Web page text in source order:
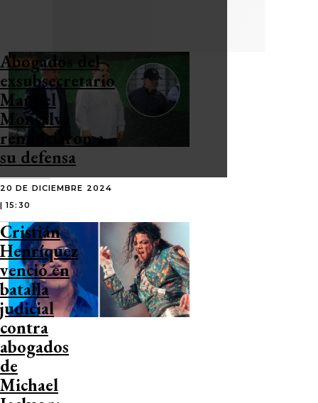
Abogados del
exsubsecretario
Manuel
Monsalve
renunciaron a
su defensa
20 DE DICIEMBRE 2024
| 15:30
Cristián
Henríquez
venció en
batalla
judicial
contra
abogados
de
Michael